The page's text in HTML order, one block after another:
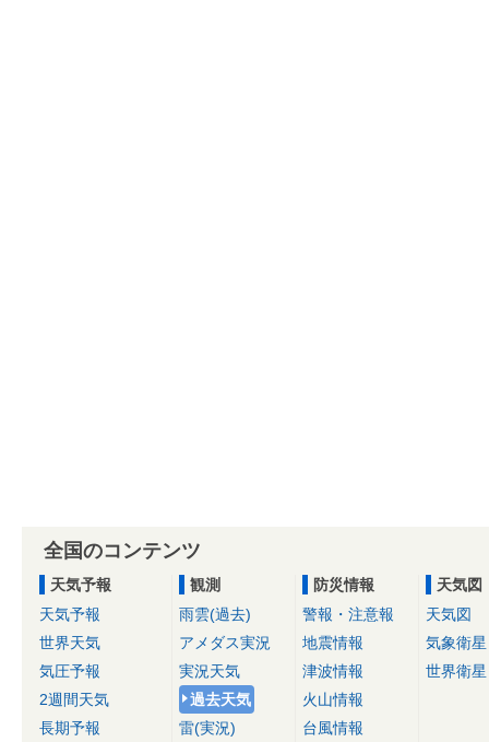
全国のコンテンツ
天気予報
天気予報
世界天気
気圧予報
2週間天気
長期予報
観測
雨雲(過去)
アメダス実況
実況天気
過去天気
雷(実況)
防災情報
警報・注意報
地震情報
津波情報
火山情報
台風情報
天気図
天気図
気象衛星
世界衛星